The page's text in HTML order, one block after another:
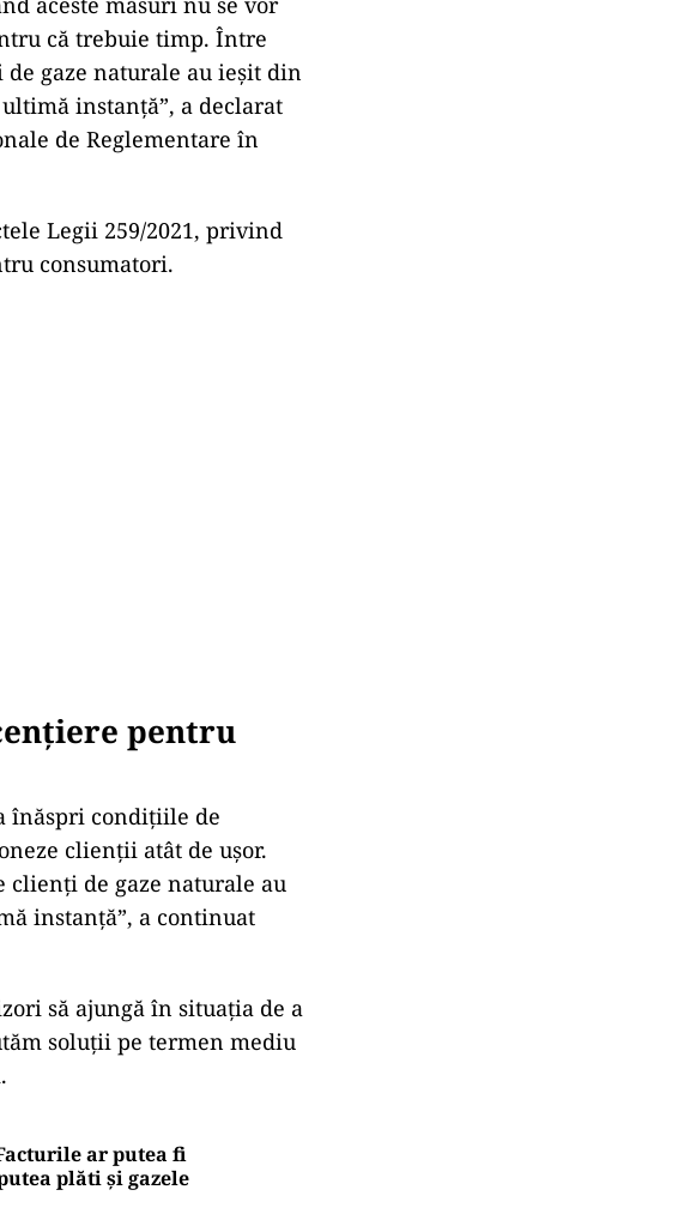
că trebuie timp. Între
gaze naturale au ieşit din
instanţă”, a declarat
de Reglementare în
Legii 259/2021, privind
consumatori.
pentru
înăspri condiţiile de
clienţii atât de uşor.
clienţi de gaze naturale au
instanţă”, a continuat
să ajungă în situaţia de a
soluţii pe termen mediu
ar putea fi
plăti și gazele